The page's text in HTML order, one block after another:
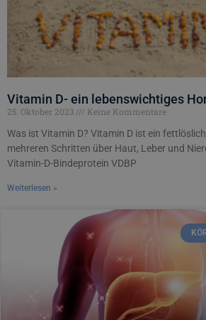
Vitamin D- ein lebenswichtiges
25. Oktober 2023
Keine Kommentare
Was ist Vitamin D? Vitamin D ist ein
mehreren Schritten über Haut, Leber und
Vitamin-D-Bindeprotein VDBP
Weiterlesen »